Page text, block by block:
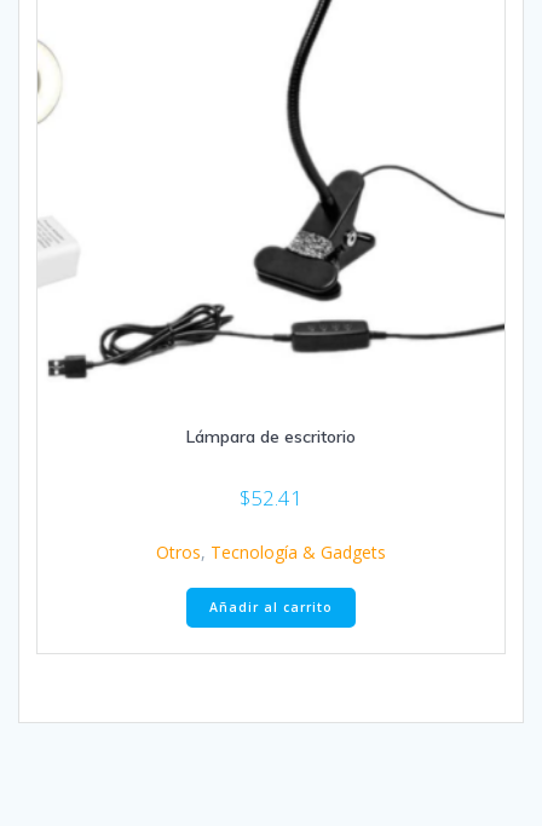
Lámpara de escritorio
$52.41
Otros, Tecnología & Gadgets
Añadir al carrito